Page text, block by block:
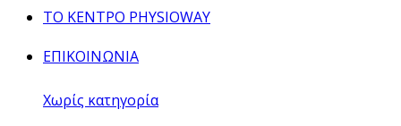
ΤΟ ΚΕΝΤΡΟ PHYSIOWAY
ΕΠΙΚΟΙΝΩΝΙΑ
Χωρίς κατηγορία